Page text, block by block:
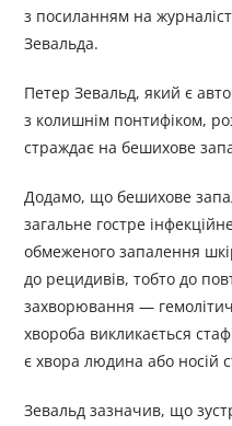
з посиланням на
Зевальда.
Петер Зевальд, який є
з колишнім понтифіком,
страждає на бешихове
Додамо, що бешихове
загальне гостре
обмеженого запалення
до рецидивів, тобто до
захворювання —
хвороба викликається
є хвора людина або носій
Зевальд зазначив, що